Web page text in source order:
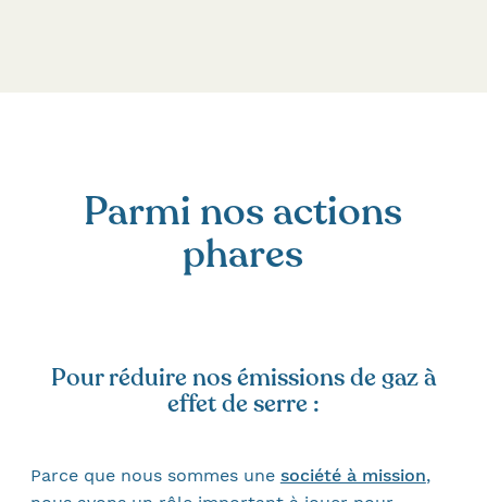
Parmi nos actions
phares
Pour réduire nos émissions de gaz à
effet de serre :
Parce que nous sommes une société à mission,